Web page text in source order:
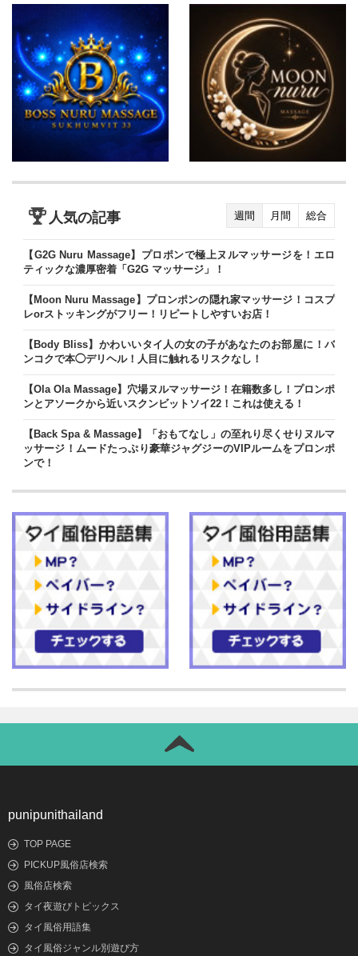
人気の記事 週間 月間 総合
【G2G Nuru Massage】プロポンで極上ヌルマッサージを！エロ
ティックな濃厚密着「G2G マッサージ」！
【Moon Nuru Massage】プロンポンの隠れ家マッサージ！コスプ
レorストッキングがフリー！リピートしやすいお店！
【Body Bliss】かわいいタイ人の女の子があなたのお部屋に！バ
ンコクで本◯デリヘル！人目に触れるリスクなし！
【Ola Ola Massage】穴場ヌルマッサージ！在籍数多し！プロンポ
ンとアソークから近いスクンビットソイ22！これは使える！
【Back Spa & Massage】「おもてなし」の至れり尽くせりヌルマ
ッサージ！ムードたっぷり豪華ジャグジーのVIPルームをプロンポ
ンで！
punipunithailand
TOP PAGE
PICKUP風俗店検索
風俗店検索
タイ夜遊びトピックス
タイ風俗用語集
タイ風俗ジャンル別遊び方